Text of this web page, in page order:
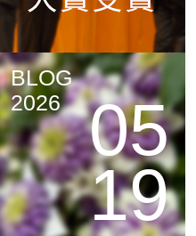
BLOG
2026
05
19